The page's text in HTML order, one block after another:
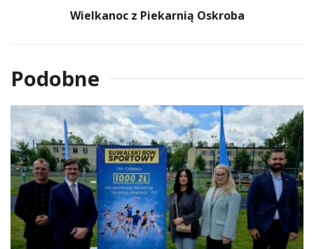
Wielkanoc z Piekarnią Oskroba
Podobne